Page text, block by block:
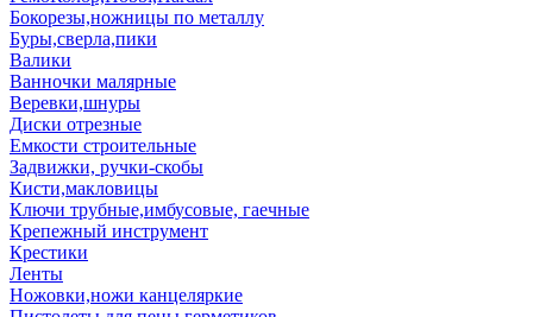
Бокорезы,ножницы по металлу
Буры,сверла,пики
Валики
Ванночки малярные
Веревки,шнуры
Диски отрезные
Емкости строительные
Задвижки, ручки-скобы
Кисти,макловицы
Ключи трубные,имбусовые, гаечные
Крепежный инструмент
Крестики
Ленты
Ножовки,ножи канцеляркие